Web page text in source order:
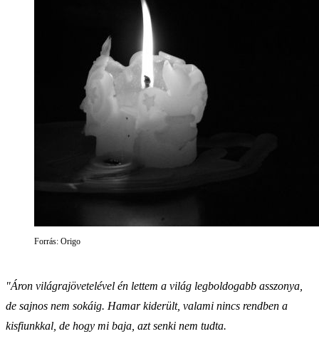
Forrás: Origo
"Áron világrajövetelével én lettem a világ legboldogabb asszonya,
de sajnos nem sokáig. Hamar kiderült, valami nincs rendben a
kisfiunkkal, de hogy mi baja, azt senki nem tudta.